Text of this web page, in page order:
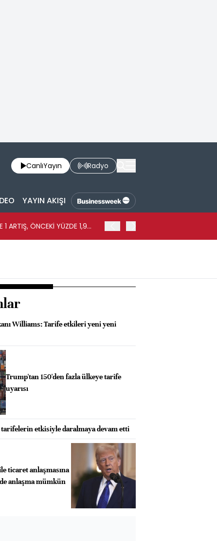
CanlıYayın Radyo
YAYIN AKIŞI
1 ARTIŞ, ÖNCEKİ YÜZDE 1,9
Williams: Tarife etkileri yeni yeni
Trump'tan 150'den fazla ülkeye tarife
uyarısı
etkisiyle daralmaya devam etti
ticaret anlaşmasına
anlaşma mümkün